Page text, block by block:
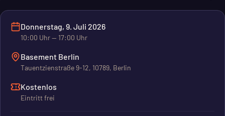
Donnerstag, 9. Juli 2026
10:00 Uhr— 17:00 Uhr
Basement Berlin
Tauentzienstraße 9-12, 10789, Berlin
Kostenlos
Eintritt frei